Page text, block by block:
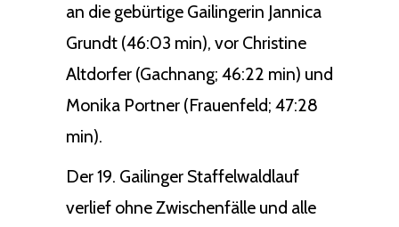
an die gebürtige Gailingerin Jannica
Grundt (46:03 min), vor Christine
Altdorfer (Gachnang; 46:22 min) und
Monika Portner (Frauenfeld; 47:28
min).
Der 19. Gailinger Staffelwaldlauf
verlief ohne Zwischenfälle und alle